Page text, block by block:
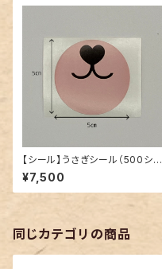
【シール】うさぎシール（500シー
ト）
¥7,500
同じカテゴリの商品